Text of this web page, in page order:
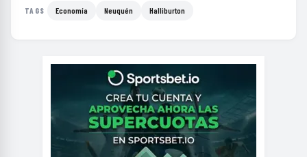
TAGS Economía Neuquén Halliburton